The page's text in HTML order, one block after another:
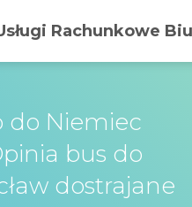
Rachunkowe
do Niemiec
bus do
dostrajane